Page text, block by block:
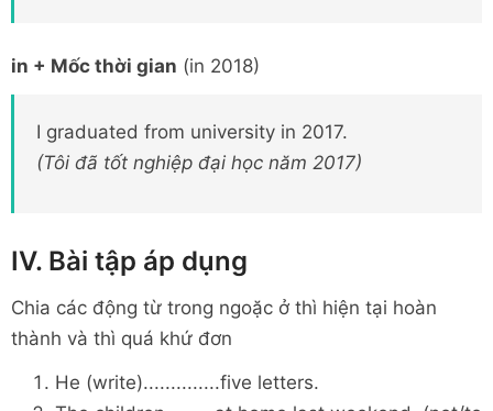
in + Mốc thời gian (in 2018)
I graduated from university in 2017.
(Tôi đã tốt nghiệp đại học năm 2017)
IV. Bài tập áp dụng
Chia các động từ trong ngoặc ở thì hiện tại hoàn
thành và thì quá khứ đơn
He (write)..............five letters.